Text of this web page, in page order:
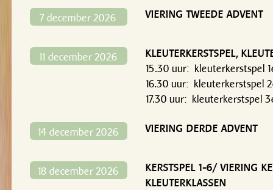
7 december 2026 VIERING TWEEDE ADVENT
11 december 2026
KLEUTERKERSTSPEL,
15.30 uur: kleuterkerstspel
16.30 uur: kleuterkerstspel
17.30 uur: kleuterkerstspel
14 december 2026 VIERING DERDE ADVENT
18 december 2026
KERSTSPEL 1-6/ VIERING
KLEUTERKLASSEN